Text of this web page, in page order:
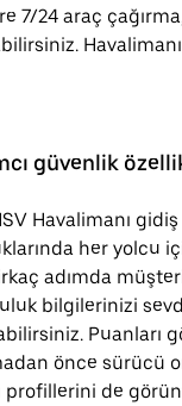
7/24 araç
güvenlik
Havalimanı
her yolcu
adımda
bilgilerinizi
Puanları
önce sürücü
profillerini de